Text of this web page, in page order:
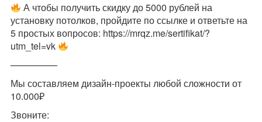
А чтобы получить скидку до 5000 рублей на
установку потолков, пройдите по ссылке и ответьте на
5 простых вопросов: https://mrqz.me/sertifikat/?
utm_tel=vk
—————
Мы составляем дизайн-проекты любой сложности от
10.000₽
Звоните: